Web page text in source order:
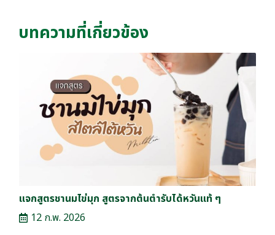
บทความที่เกี่ยวข้อง
แจกสูตรชานมไข่มุก สูตรจากต้นตำรับได้หวันแท้ ๆ
12 ก.พ. 2026